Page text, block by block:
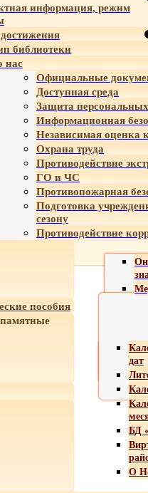
информация, режим
библиотеки
нас
Официальные
Доступная среда
Защита
Информационная
Независимая оценка
Охрана труда
Противодействие
ГО и ЧС
Противопожарная
Подготовка
сезону
Противодействие
пособия
дат
БД
О